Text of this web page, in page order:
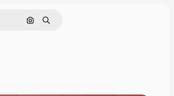
Pesquisar por imagem
Buscar